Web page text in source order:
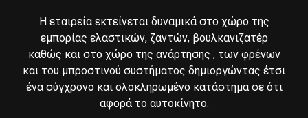
Η εταιρεία εκτείνεται δυναμικά στο χώρο της
εμπορίας ελαστικών, ζαντών, βουλκανιζατέρ
καθώς και στο χώρο της ανάρτησης , των φρένων
και του μπροστινού συστήματος δημιοργώντας έτσι
ένα σύγχρονο και ολοκληρωμένο κατάστημα σε ότι
αφορά το αυτοκίνητο.